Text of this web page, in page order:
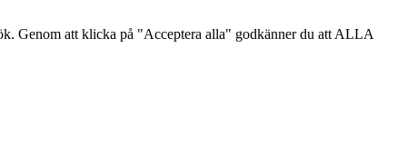
Genom att klicka på "Acceptera alla" godkänner du att ALLA